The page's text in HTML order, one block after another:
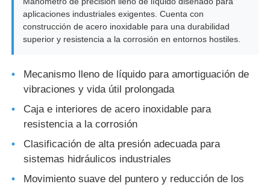
aplicaciones industriales exigentes. Cuenta con
construcción de acero inoxidable para una durabilidad
superior y resistencia a la corrosión en entornos hostiles.
Mecanismo lleno de líquido para amortiguación de
vibraciones y vida útil prolongada
Caja e interiores de acero inoxidable para
resistencia a la corrosión
Clasificación de alta presión adecuada para
sistemas hidráulicos industriales
Movimiento suave del puntero y reducción de los